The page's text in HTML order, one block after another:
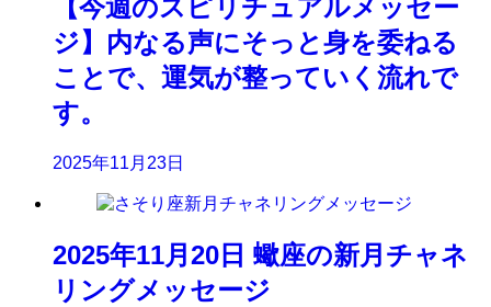
【今週のスピリチュアルメッセー
ジ】内なる声にそっと身を委ねる
ことで、運気が整っていく流れで
す。
2025年11月23日
2025年11月20日 蠍座の新月チャネ
リングメッセージ